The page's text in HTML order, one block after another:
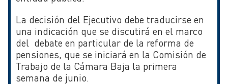
La decisión del Ejecutivo debe traducirse en
una indicación que se discutirá en el marco
del debate en particular de la reforma de
pensiones, que se iniciará en la Comisión de
Trabajo de la Cámara Baja la primera
semana de junio.